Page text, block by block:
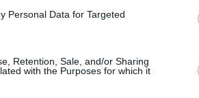
Personal Data for Targeted
Retention, Sale, and/or Sharing
with the Purposes for which it
ενισχύεται εν μέρει και
στα μέσα κοινωνικής
Μερσίνας), όπου ήρθα